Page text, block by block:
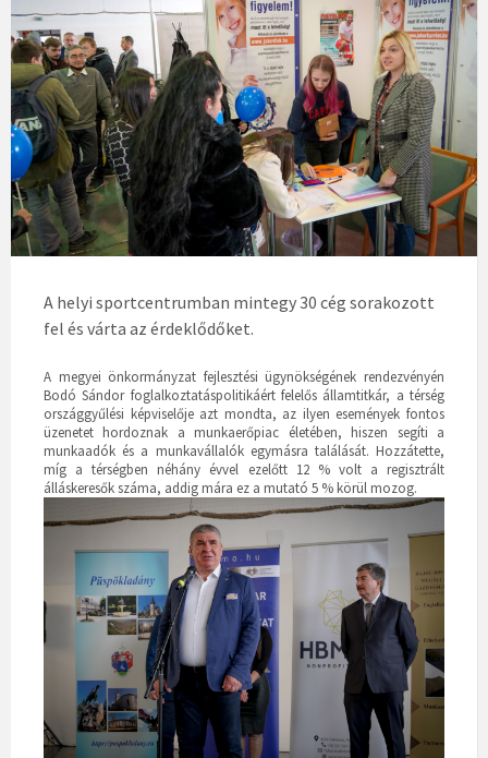
A helyi sportcentrumban mintegy 30 cég sorakozott
fel és várta az érdeklődőket.
A megyei önkormányzat fejlesztési ügynökségének rendezvényén
Bodó Sándor foglalkoztatáspolitikáért felelős államtitkár, a térség
országgyűlési képviselője azt mondta, az ilyen események fontos
üzenetet hordoznak a munkaerőpiac életében, hiszen segíti a
munkaadók és a munkavállalók egymásra találását. Hozzátette,
míg a térségben néhány évvel ezelőtt 12 % volt a regisztrált
álláskeresők száma, addig mára ez a mutató 5 % körül mozog.